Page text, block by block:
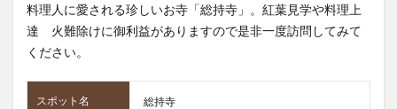
料理人に愛される珍しいお寺「総持寺」。紅葉見学や料理上
達 火難除けに御利益がありますので是非一度訪問してみて
ください。
スポット名 総持寺